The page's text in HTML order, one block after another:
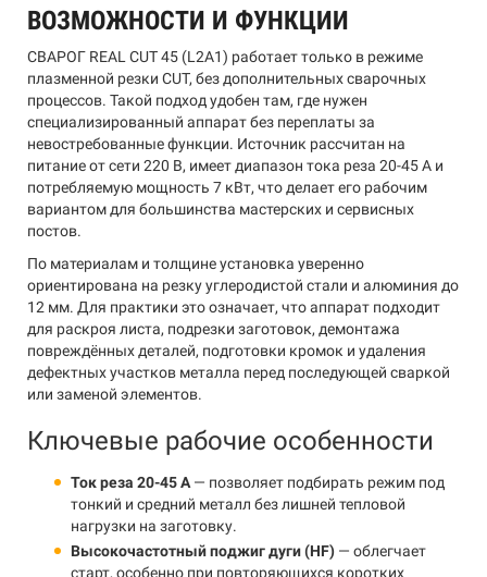
ВОЗМОЖНОСТИ И ФУНКЦИИ
СВАРОГ REAL CUT 45 (L2А1) работает только в режиме
плазменной резки CUT, без дополнительных сварочных
процессов. Такой подход удобен там, где нужен
специализированный аппарат без переплаты за
невостребованные функции. Источник рассчитан на
питание от сети 220 В, имеет диапазон тока реза 20-45 А и
потребляемую мощность 7 кВт, что делает его рабочим
вариантом для большинства мастерских и сервисных
постов.
По материалам и толщине установка уверенно
ориентирована на резку углеродистой стали и алюминия до
12 мм. Для практики это означает, что аппарат подходит
для раскроя листа, подрезки заготовок, демонтажа
повреждённых деталей, подготовки кромок и удаления
дефектных участков металла перед последующей сваркой
или заменой элементов.
Ключевые рабочие особенности
Ток реза 20-45 А — позволяет подбирать режим под
тонкий и средний металл без лишней тепловой
нагрузки на заготовку.
Высокочастотный поджиг дуги (HF) — облегчает
старт, особенно при повторяющихся коротких